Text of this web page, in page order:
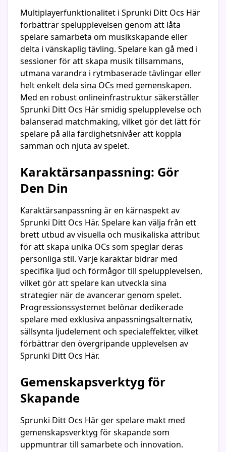
Multiplayerfunktionalitet i Sprunki Ditt Ocs Här
förbättrar spelupplevelsen genom att låta
spelare samarbeta om musikskapande eller
delta i vänskaplig tävling. Spelare kan gå med i
sessioner för att skapa musik tillsammans,
utmana varandra i rytmbaserade tävlingar eller
helt enkelt dela sina OCs med gemenskapen.
Med en robust onlineinfrastruktur säkerställer
Sprunki Ditt Ocs Här smidig spelupplevelse och
balanserad matchmaking, vilket gör det lätt för
spelare på alla färdighetsnivåer att koppla
samman och njuta av spelet.
Karaktärsanpassning: Gör
Den Din
Karaktärsanpassning är en kärnaspekt av
Sprunki Ditt Ocs Här. Spelare kan välja från ett
brett utbud av visuella och musikaliska attribut
för att skapa unika OCs som speglar deras
personliga stil. Varje karaktär bidrar med
specifika ljud och förmågor till spelupplevelsen,
vilket gör att spelare kan utveckla sina
strategier när de avancerar genom spelet.
Progressionssystemet belönar dedikerade
spelare med exklusiva anpassningsalternativ,
sällsynta ljudelement och specialeffekter, vilket
förbättrar den övergripande upplevelsen av
Sprunki Ditt Ocs Här.
Gemenskapsverktyg för
Skapande
Sprunki Ditt Ocs Här ger spelare makt med
gemenskapsverktyg för skapande som
uppmuntrar till samarbete och innovation.